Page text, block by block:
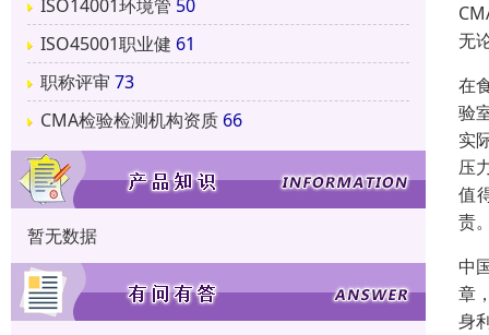
ISO14001环境管 50
ISO45001职业健 61
职称评审 73
CMA检验检测机构资质 66
暂无数据
无
在
验
实
压
值
责
中
章
身